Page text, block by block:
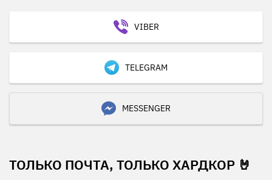
VIBER
TELEGRAM
MESSENGER
ТОЛЬКО ПОЧТА, ТОЛЬКО ХАРДКОР 🤘